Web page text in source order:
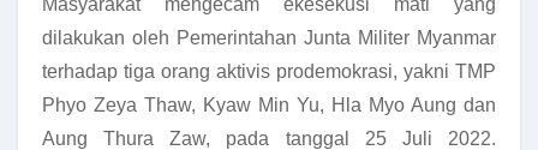
dilakukan oleh Pemerintahan Junta Militer Myanmar
terhadap tiga orang aktivis prodemokrasi, yakni TMP
Phyo Zeya Thaw, Kyaw Min Yu, Hla Myo Aung dan
Aung Thura Zaw, pada tanggal 25 Juli 2022.